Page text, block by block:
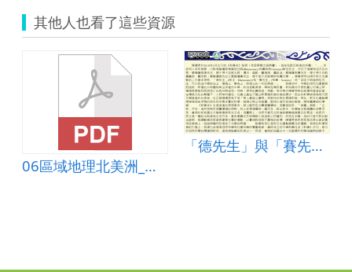
其他人也看了這些資源
06區域地理北美洲_操作學習單
「德先生」與「賽先生」